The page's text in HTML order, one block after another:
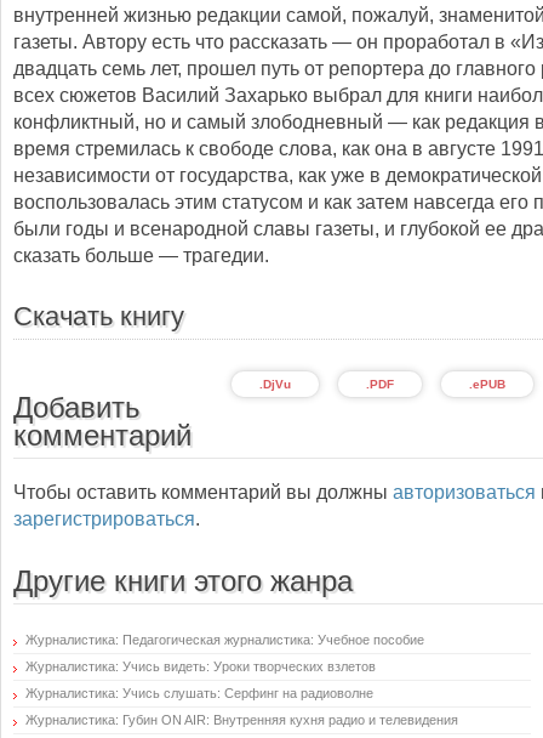
внутренней жизнью редакции самой, пожалуй,
газеты. Автору есть что рассказать — он проработал в
двадцать семь лет, прошел путь от репортера до
всех сюжетов Василий Захарько выбрал для книги
конфликтный, но и самый злободневный — как редакция
время стремилась к свободе слова, как она в августе
независимости от государства, как уже в
воспользовалась этим статусом и как затем навсегда его
были годы и всенародной славы газеты, и глубокой ее
сказать больше — трагедии.
Скачать книгу
.ePUB
.PDF
.DjVu
Добавить
комментарий
Чтобы оставить комментарий вы должны авторизоваться
зарегистрироваться.
Другие книги этого жанра
Журналистика: Педагогическая журналистика: Учебное пособие
Журналистика: Учись видеть: Уроки творческих взлетов
Журналистика: Учись слушать: Серфинг на радиоволне
Журналистика: Губин ON AIR: Внутренняя кухня радио и телевидения